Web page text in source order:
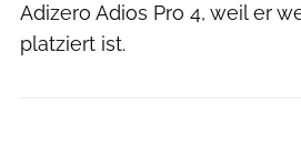
Adizero Adios Pro 4, weil er
platziert ist.